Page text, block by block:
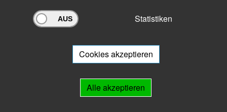
Sie wollen mit Ihrem Archiv am Archivportal teilnehmen? Gern stehen
Statistiken
Cookies akzeptieren
Alle akzeptieren